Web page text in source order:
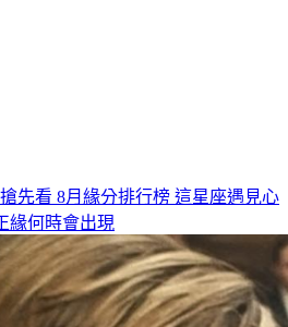
先看 8月緣分排行榜 這星座遇見心
緣何時會出現